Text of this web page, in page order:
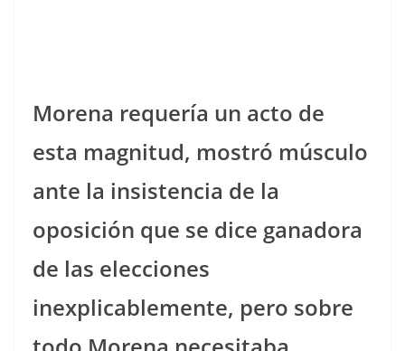
Morena requería un acto de
esta magnitud, mostró músculo
ante la insistencia de la
oposición que se dice ganadora
de las elecciones
inexplicablemente, pero sobre